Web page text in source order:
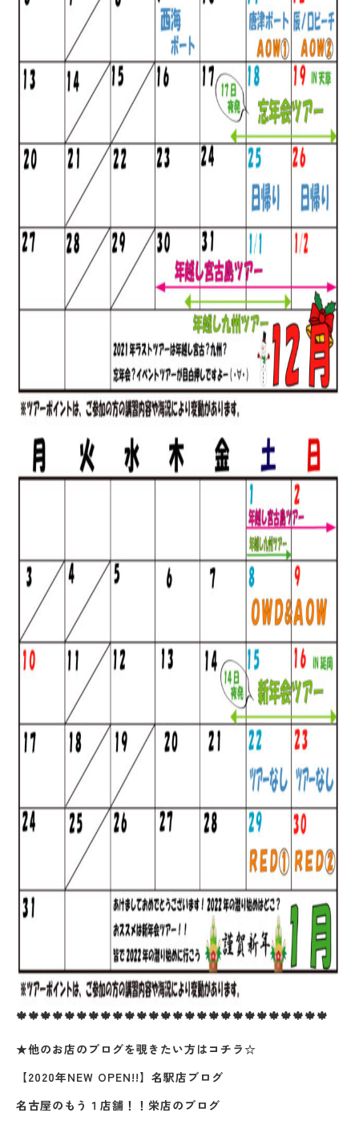
🍁🍁🍁🍁🍁🍁🍁🍁🍁🍁🍁🍁🍁🍁🍁🍁🍁🍁🍁🍁🍁🍁🍁🍁🍁🍁
★他のお店のブログを覗きたい方はコチラ☆
【2020年NEW OPEN!!】名駅店ブログ
名古屋のもう１店舗！！ 栄店のブログ